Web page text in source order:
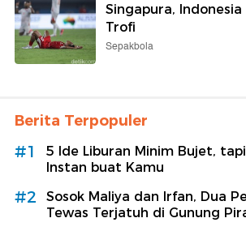
Singapura, Indonesia
Trofi
Sepakbola
Berita Terpopuler
#1
5 Ide Liburan Minim Bujet,
Instan buat Kamu
#2
Sosok Maliya dan Irfan, Dua
Tewas Terjatuh di Gunung